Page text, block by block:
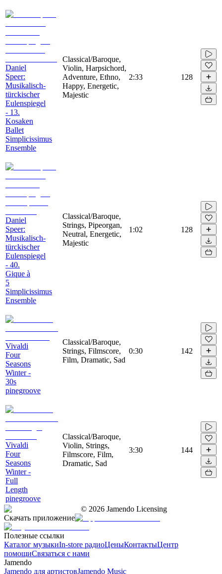
Daniel
Speer:
Musikalisch-
türckischer
Eulenspiegel
- 13.
Kosaken
Ballet
Simplicissimus
Ensemble
Classical/Baroque,
Violin, Harpsichord,
Adventure, Ethno,
Happy, Energetic,
Majestic
2:33 128
Daniel
Speer:
Musikalisch-
türckischer
Eulenspiegel
- 40.
Gique à
5
Simplicissimus
Ensemble
Classical/Baroque,
Strings, Pipeorgan,
Neutral, Energetic,
Majestic
1:02 128
Vivaldi
Four
Seasons
Winter -
30s
pinegroove
Classical/Baroque,
Strings, Filmscore,
Film, Dramatic, Sad
0:30 142
Vivaldi
Four
Seasons
Winter -
Full
Length
pinegroove
Classical/Baroque,
Violin, Strings,
Filmscore, Film,
Dramatic, Sad
3:30 144
© 2026 Jamendo Licensing
Скачать приложение
Полезные ссылки
Каталог музыкиIn-store радиоЦеныКонтактыЦентр
помощиСвязаться с нами
Jamendo
Jamendo для артистовJamendo Music